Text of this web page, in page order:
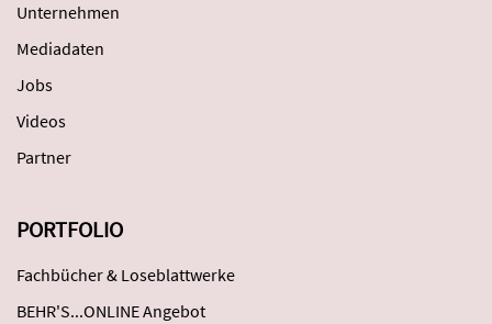
Unternehmen
Mediadaten
Jobs
Videos
Partner
PORTFOLIO
Fachbücher & Loseblattwerke
BEHR'S...ONLINE Angebot